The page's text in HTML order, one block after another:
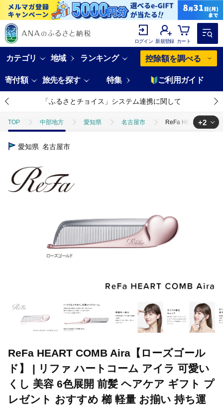
ログイン 新規登録 カート
カテゴリ 地域 ランキング 控除額を調べる
寄付額 旅先を探す 特集 ご利用ガイド
「ふるさとチョイス」システム連携に関して
TOP 中部地方 愛知県 名古屋市 ReFa HEART
TOP
+2
愛知県 名古屋市
ReFa HEART COMB Aira【ローズゴール
ド】 | リファ ハートコーム アイラ 可愛い
くし 美容 6色展開 前髪 ヘアケア ギフト プ
レゼント おすすめ 櫛 軽量 お揃い 持ち運